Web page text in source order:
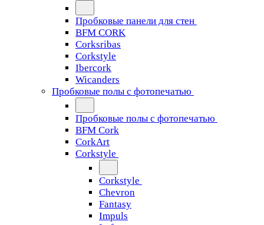
Пробковые панели для стен
BFM CORK
Corksribas
Corkstyle
Ibercork
Wicanders
Пробковые полы с фотопечатью
Пробковые полы с фотопечатью
BFM Cork
CorkArt
Corkstyle
Corkstyle
Chevron
Fantasy
Impuls